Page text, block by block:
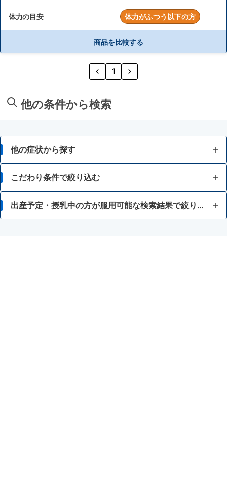
体力の目安 体力がふつう以下の方
商品を比較する
1
他の条件から検索
他の症状から探す
むくみ
貧血
冷え
こだわり条件で絞り込む
体力が充実している方 出産予定・授乳中の方が服用可能な検索結果で絞り込む